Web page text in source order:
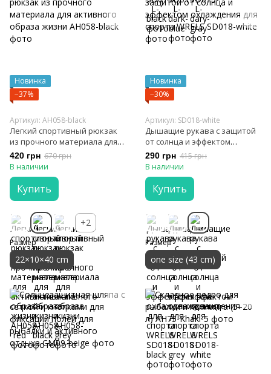
Новинка
−37%
Артикул: AH058-black
Легкий спортивный рюкзак
из прочного материала для
активного образа жизни
420 грн 670 грн
В наличии
Купить
+2
Размер
22×10×40 cm
Новинка
−30%
Артикул: SD018-white
Дышащие рукава с защитой
от солнца и эффектом
охлаждения для спорта
WRELS
290 грн 415 грн
В наличии
Купить
Размер
one size (43 cm)